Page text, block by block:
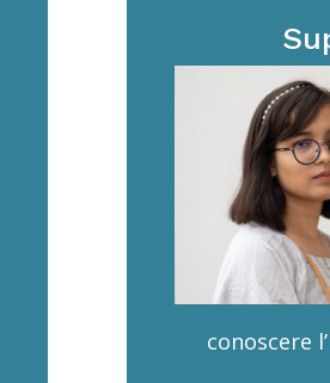
conoscere